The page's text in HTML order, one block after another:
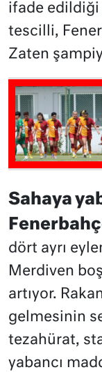
ifade edildiği
tescilli,
Zaten
Sahaya
dört ayrı
Merdiven
artıyor.
gelmesinin
tezahürat,
yabancı